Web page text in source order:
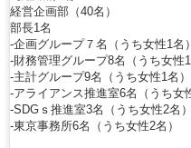
経営企画部（40名）
部長1名
-企画グループ７名（うち女性1名）
-財務管理グループ8名（うち女性1
-主計グループ9名（うち女性1名）
-アライアンス推進室6名（うち女
-SDGｓ推進室3名（うち女性2名）
-東京事務所6名（うち女性2名）